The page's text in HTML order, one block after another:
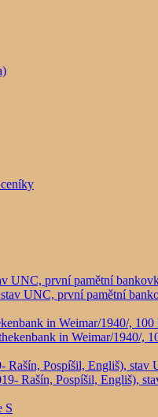
UNC, první pamětní
in Weimar/1940/,
Pospíšil, Engliš), stav
S